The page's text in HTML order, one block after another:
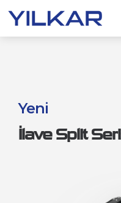
Yeni
İlave Split